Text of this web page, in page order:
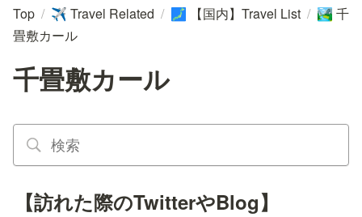
Top / ✈️ Travel Related / 🗾 【国内】Travel List / 🏞️ 千
畳敷カール
千畳敷カール
【訪れた際のTwitterやBlog】